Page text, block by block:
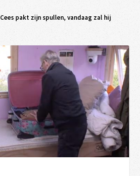
Cees pakt zijn spullen, vandaag zal hij